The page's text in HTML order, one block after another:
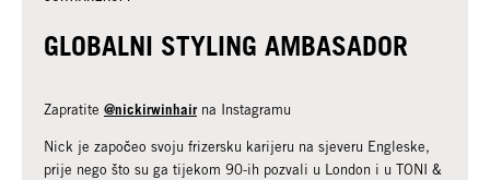
GLOBALNI STYLING AMBASADOR
Zapratite @nickirwinhair na Instagramu
Nick je započeo svoju frizersku karijeru na sjeveru Engleske,
prije nego što su ga tijekom 90-ih pozvali u London i u TONI &